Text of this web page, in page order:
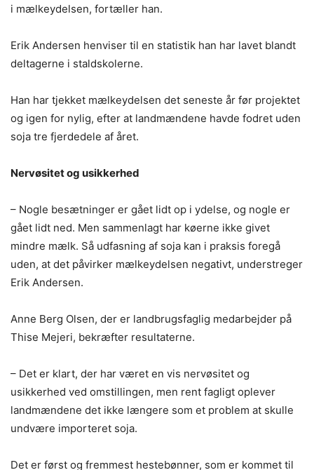
i mælkeydelsen, fortæller han.
Erik Andersen henviser til en statistik han har lavet blandt
deltagerne i staldskolerne.
Han har tjekket mælkeydelsen det seneste år før projektet
og igen for nylig, efter at landmændene havde fodret uden
soja tre fjerdedele af året.
Nervøsitet og usikkerhed
– Nogle besætninger er gået lidt op i ydelse, og nogle er
gået lidt ned. Men sammenlagt har køerne ikke givet
mindre mælk. Så udfasning af soja kan i praksis foregå
uden, at det påvirker mælkeydelsen negativt, understreger
Erik Andersen.
Anne Berg Olsen, der er landbrugsfaglig medarbejder på
Thise Mejeri, bekræfter resultaterne.
– Det er klart, der har været en vis nervøsitet og
usikkerhed ved omstillingen, men rent fagligt oplever
landmændene det ikke længere som et problem at skulle
undvære importeret soja.
Det er først og fremmest hestebønner, som er kommet til